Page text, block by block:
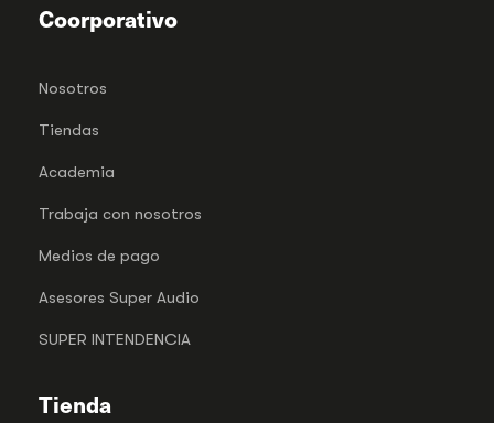
Coorporativo
Nosotros
Tiendas
Academia
Trabaja con nosotros
Medios de pago
Asesores Super Audio
SUPER INTENDENCIA
Tienda